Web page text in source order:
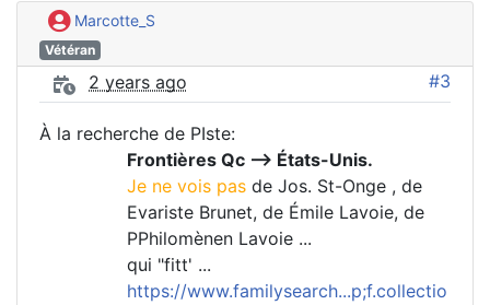
Marcotte_S
Vétéran
2 years ago #3
À la recherche de PIste:
Frontières Qc --> États-Unis.
Je ne vois pas de Jos. St-Onge , de
Evariste Brunet, de Émile Lavoie, de
PPhilomènen Lavoie ...
qui "fitt' ...
https://www.familysearch...p;f.collectio